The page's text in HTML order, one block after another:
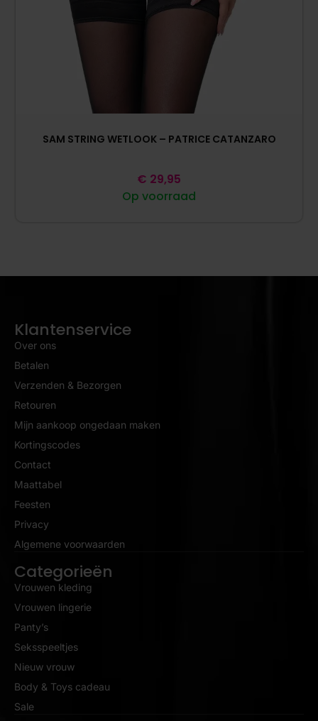
SAM STRING WETLOOK – PATRICE CATANZARO
Op voorraad
€ 29,95
Klantenservice
Over ons
Betalen
Verzenden & Bezorgen
Retouren
Mijn aankoop ongedaan maken
Kortingscodes
Contact
Maattabel
Feesten
Privacy
Algemene voorwaarden
Categorieën
Vrouwen kleding
Vrouwen lingerie
Panty’s
Seksspeeltjes
Nieuw vrouw
Body & Toys cadeau
Sale